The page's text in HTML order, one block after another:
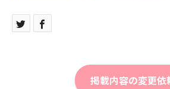
掲載内容の変更依